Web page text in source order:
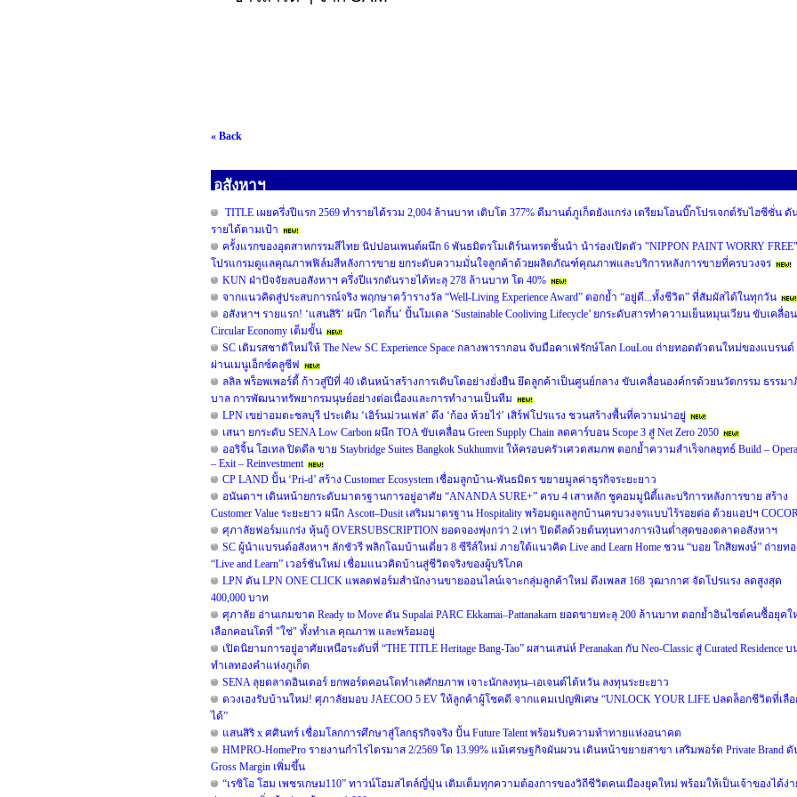
« Back
อสังหาฯ
TITLE เผยครึ่งปีแรก 2569 ทำรายได้รวม 2,004 ล้านบาท เติบโต 377% ดีมานด์ภูเก็ตยังแกร่ง เตรียมโอนบิ๊กโปรเจกต์รับไฮซีซั่น ดั
รายได้ตามเป้า
ครั้งแรกของอุตสาหกรรมสีไทย นิปปอนเพนต์ผนึก 6 พันธมิตรโมเดิร์นเทรดชั้นนำ นำร่องเปิดตัว "NIPPON PAINT WORRY FREE"
โปรแกรมดูแลคุณภาพฟิล์มสีหลังการขาย ยกระดับความมั่นใจลูกค้าด้วยผลิตภัณฑ์คุณภาพและบริการหลังการขายที่ครบวงจร
KUN ฝ่าปัจจัยลบอสังหาฯ ครึ่งปีแรกดันรายได้ทะลุ 278 ล้านบาท โต 40%
จากแนวคิดสู่ประสบการณ์จริง พฤกษาคว้ารางวัล “Well-Living Experience Award” ตอกย้ำ “อยู่ดี...ทั้งชีวิต” ที่สัมผัสได้ในทุกวัน
อสังหาฯ รายแรก! ‘แสนสิริ’ ผนึก ‘ไดกิ้น’ ปั้นโมเดล ‘Sustainable Cooliving Lifecycle’ ยกระดับสารทำความเย็นหมุนเวียน ขับเคลื่อน
Circular Economy เต็มขั้น
SC เติมรสชาติใหม่ให้ The New SC Experience Space กลางพารากอน จับมือคาเฟ่รักษ์โลก LouLou ถ่ายทอดตัวตนใหม่ของแบรนด์
ผ่านเมนูเอ็กซ์คลูซีฟ
ลลิล พร็อพเพอร์ตี้ ก้าวสู่ปีที่ 40 เดินหน้าสร้างการเติบโตอย่างยั่งยืน ยึดลูกค้าเป็นศูนย์กลาง ขับเคลื่อนองค์กรด้วยนวัตกรรม ธรรมา
บาล การพัฒนาทรัพยากรมนุษย์อย่างต่อเนื่องและการทำงานเป็นทีม
LPN เขย่าอมตะชลบุรี ประเดิม ‘เอิร์นม่วนเฟส’ ดึง ‘ก้อง ห้วยไร่’ เสิร์ฟโปรแรง ชวนสร้างพื้นที่ความน่าอยู่
เสนา ยกระดับ SENA Low Carbon ผนึก TOA ขับเคลื่อน Green Supply Chain ลดคาร์บอน Scope 3 สู่ Net Zero 2050
ออริจิ้น โฮเทล ปิดดีล ขาย Staybridge Suites Bangkok Sukhumvit ให้ครอบครัวเศวตสมภพ ตอกย้ำความสำเร็จกลยุทธ์ Build –
– Exit – Reinvestment
CP LAND ปั้น ‘Pri-d’ สร้าง Customer Ecosystem เชื่อมลูกบ้าน-พันธมิตร ขยายมูลค่าธุรกิจระยะยาว
อนันดาฯ เดินหน้ายกระดับมาตรฐานการอยู่อาศัย “ANANDA SURE+” ครบ 4 เสาหลัก ชูคอมมูนิตี้และบริการหลังการขาย สร้าง
Customer Value ระยะยาว ผนึก Ascott–Dusit เสริมมาตรฐาน Hospitality พร้อมดูแลลูกบ้านครบวงจรแบบไร้รอยต่อ ด้วยแอปฯ
ศุภาลัยฟอร์มแกร่ง หุ้นกู้ OVERSUBSCRIPTION ยอดจองพุ่งกว่า 2 เท่า ปิดดีลด้วยต้นทุนทางการเงินต่ำสุดของตลาดอสังหาฯ
SC ผู้นำแบรนด์อสังหาฯ ลักชัวรี พลิกโฉมบ้านเดี่ยว 8 ซีรีส์ใหม่ ภายใต้แนวคิด Live and Learn Home ชวน “บอย โกสิยพงษ์” ถ่ายท
“Live and Learn” เวอร์ชันใหม่ เชื่อมแนวคิดบ้านสู่ชีวิตจริงของผู้บริโภค
LPN ดัน LPN ONE CLICK แพลตฟอร์มสำนักงานขายออนไลน์เจาะกลุ่มลูกค้าใหม่ ดึงเพลส 168 วุฒากาศ จัดโปรแรง ลดสูงสุด
400,000 บาท
ศุภาลัย อ่านเกมขาด Ready to Move ดัน Supalai PARC Ekkamai–Pattanakarn ยอดขายทะลุ 200 ล้านบาท ตอกย้ำอินไซต์คนซื้อยุคใ
เลือกคอนโดที่ "ใช่" ทั้งทำเล คุณภาพ และพร้อมอยู่
เปิดนิยามการอยู่อาศัยเหนือระดับที่ “THE TITLE Heritage Bang-Tao” ผสานเสน่ห์ Peranakan กับ Neo-Classic สู่ Curated Residence บ
ทำเลทองคำแห่งภูเก็ต
SENA ลุยตลาดอินเตอร์ ยกพอร์ตคอนโดทำเลศักยภาพ เจาะนักลงทุน–เอเจนต์ไต้หวัน ลงทุนระยะยาว
ดวงเฮงรับบ้านใหม่! ศุภาลัยมอบ JAECOO 5 EV ให้ลูกค้าผู้โชคดี จากแคมเปญพิเศษ “UNLOCK YOUR LIFE ปลดล็อกชีวิตที่เลื
ได้”
แสนสิริ x ศศินทร์ เชื่อมโลกการศึกษาสู่โลกธุรกิจจริง ปั้น Future Talent พร้อมรับความท้าทายแห่งอนาคต
HMPRO-HomePro รายงานกำไรไตรมาส 2/2569 โต 13.99% แม้เศรษฐกิจผันผวน เดินหน้าขยายสาขา เสริมพอร์ต Private Brand ดั
Gross Margin เพิ่มขึ้น
“เรซิโอ โฮม เพชรเกษม110” ทาวน์โฮมสไตล์ญี่ปุ่น เติมเต็มทุกความต้องการของวิถีชีวิตคนเมืองยุคใหม่ พร้อมให้เป็นเจ้าของได้ง่า